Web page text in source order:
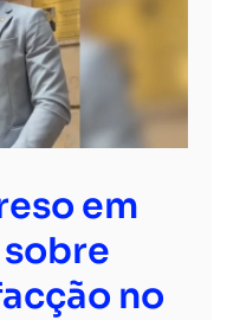
em
no